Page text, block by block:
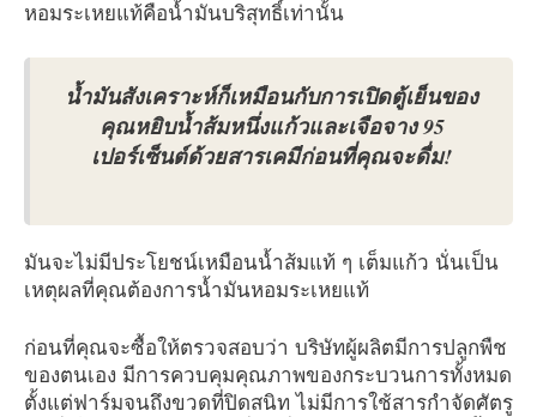
หอมระเหยแท้คือน้ำมันบริสุทธิ์เท่านั้น
น้ำมันสังเคราะห์ก็เหมือนกับการเปิดตู้เย็นของ
คุณหยิบน้ำส้มหนึ่งแก้วและเจือจาง 95
เปอร์เซ็นต์ด้วยสารเคมีก่อนที่คุณจะดื่ม!
มันจะไม่มีประโยชน์เหมือนน้ำส้มแท้ ๆ เต็มแก้ว นั่นเป็น
เหตุผลที่คุณต้องการน้ำมันหอมระเหยแท้
ก่อนที่คุณจะซื้อให้ตรวจสอบว่า บริษัทผู้ผลิตมีการปลูกพืช
ของตนเอง มีการควบคุมคุณภาพของกระบวนการทั้งหมด
ตั้งแต่ฟาร์มจนถึงขวดที่ปิดสนิท ไม่มีการใช้สารกำจัดศัตรู